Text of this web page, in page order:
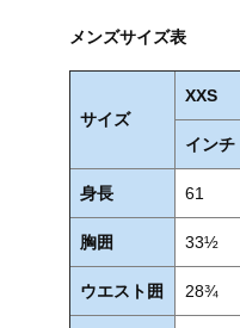
メンズサイズ表
サイズ
XXS
インチ
身長 61
胸囲 33½
ウエスト囲 28¾